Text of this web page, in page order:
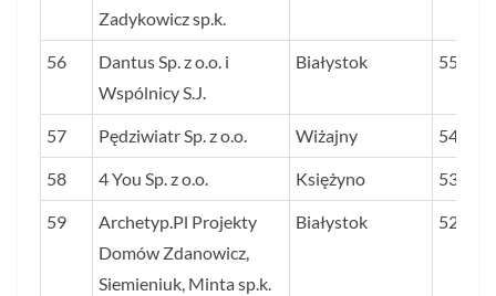
Zadykowicz sp.k.
56
Dantus Sp. z o.o. i
Wspólnicy S.J.
Białystok 55,2
57 Pędziwiatr Sp. z o.o. Wiżajny 54,2
58 4 You Sp. z o.o. Księżyno 53,0
59
Archetyp.Pl Projekty
Domów Zdanowicz,
Siemieniuk, Minta sp.k.
Białystok 52,5